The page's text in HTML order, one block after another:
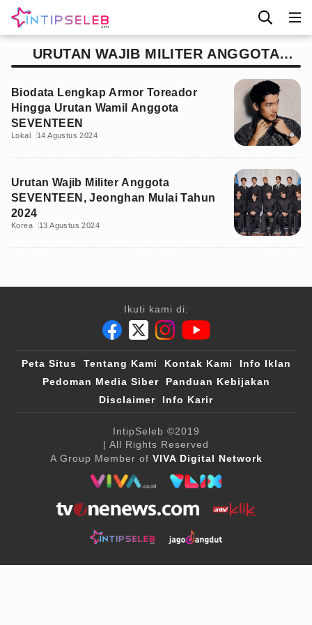
URUTAN WAJIB MILITER ANGGOTA
SEVENTEEN
Biodata Lengkap Armor Toreador
Hingga Urutan Wamil Anggota
SEVENTEEN
Lokal 14 Agustus 2024
Urutan Wajib Militer Anggota
SEVENTEEN, Jeonghan Mulai Tahun
2024
Korea 13 Agustus 2024
Ikuti kami di:
Peta Situs Tentang Kami Kontak Kami
Info Iklan
Pedoman Media Siber
Panduan Kebijakan
Disclaimer
Info Karir
IntipSeleb ©2019
| All Rights Reserved
A Group Member of VIVA Digital Network